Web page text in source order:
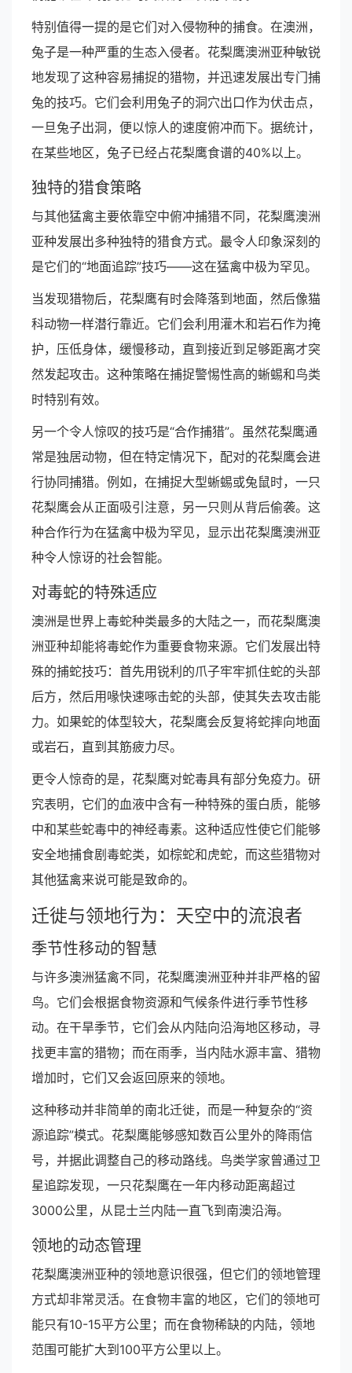
特别值得一提的是它们对入侵物种的捕食。在澳洲，
兔子是一种严重的生态入侵者。花梨鹰澳洲亚种敏锐
地发现了这种容易捕捉的猎物，并迅速发展出专门捕
兔的技巧。它们会利用兔子的洞穴出口作为伏击点，
一旦兔子出洞，便以惊人的速度俯冲而下。据统计，
在某些地区，兔子已经占花梨鹰食谱的40%以上。
独特的猎食策略
与其他猛禽主要依靠空中俯冲捕猎不同，花梨鹰澳洲
亚种发展出多种独特的猎食方式。最令人印象深刻的
是它们的“地面追踪”技巧——这在猛禽中极为罕见。
当发现猎物后，花梨鹰有时会降落到地面，然后像猫
科动物一样潜行靠近。它们会利用灌木和岩石作为掩
护，压低身体，缓慢移动，直到接近到足够距离才突
然发起攻击。这种策略在捕捉警惕性高的蜥蜴和鸟类
时特别有效。
另一个令人惊叹的技巧是“合作捕猎”。虽然花梨鹰通
常是独居动物，但在特定情况下，配对的花梨鹰会进
行协同捕猎。例如，在捕捉大型蜥蜴或兔鼠时，一只
花梨鹰会从正面吸引注意，另一只则从背后偷袭。这
种合作行为在猛禽中极为罕见，显示出花梨鹰澳洲亚
种令人惊讶的社会智能。
对毒蛇的特殊适应
澳洲是世界上毒蛇种类最多的大陆之一，而花梨鹰澳
洲亚种却能将毒蛇作为重要食物来源。它们发展出特
殊的捕蛇技巧：首先用锐利的爪子牢牢抓住蛇的头部
后方，然后用喙快速啄击蛇的头部，使其失去攻击能
力。如果蛇的体型较大，花梨鹰会反复将蛇摔向地面
或岩石，直到其筋疲力尽。
更令人惊奇的是，花梨鹰对蛇毒具有部分免疫力。研
究表明，它们的血液中含有一种特殊的蛋白质，能够
中和某些蛇毒中的神经毒素。这种适应性使它们能够
安全地捕食剧毒蛇类，如棕蛇和虎蛇，而这些猎物对
其他猛禽来说可能是致命的。
迁徙与领地行为：天空中的流浪者
季节性移动的智慧
与许多澳洲猛禽不同，花梨鹰澳洲亚种并非严格的留
鸟。它们会根据食物资源和气候条件进行季节性移
动。在干旱季节，它们会从内陆向沿海地区移动，寻
找更丰富的猎物；而在雨季，当内陆水源丰富、猎物
增加时，它们又会返回原来的领地。
这种移动并非简单的南北迁徙，而是一种复杂的“资
源追踪”模式。花梨鹰能够感知数百公里外的降雨信
号，并据此调整自己的移动路线。鸟类学家曾通过卫
星追踪发现，一只花梨鹰在一年内移动距离超过
3000公里，从昆士兰内陆一直飞到南澳沿海。
领地的动态管理
花梨鹰澳洲亚种的领地意识很强，但它们的领地管理
方式却非常灵活。在食物丰富的地区，它们的领地可
能只有10-15平方公里；而在食物稀缺的内陆，领地
范围可能扩大到100平方公里以上。